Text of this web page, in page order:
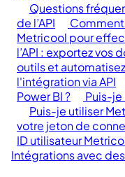
Questions
de l’API
Metricool pour
l’API : exportez vos
outils et
l'intégration via API
Power BI ?
Puis-je
Puis-je utiliser
votre jeton de
ID utilisateur
Intégrations avec